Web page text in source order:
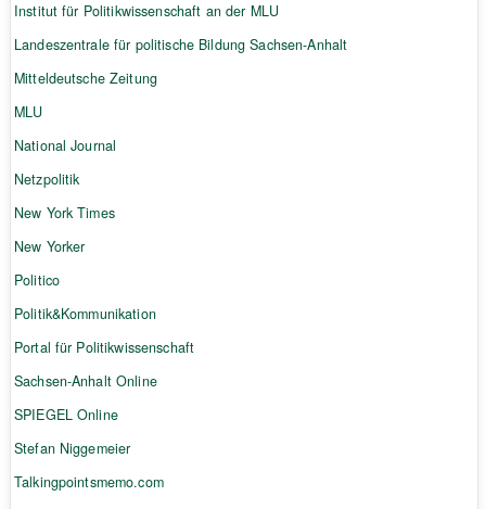
Institut für Politikwissenschaft an der MLU
Landeszentrale für politische Bildung Sachsen-Anhalt
Mitteldeutsche Zeitung
MLU
National Journal
Netzpolitik
New York Times
New Yorker
Politico
Politik&Kommunikation
Portal für Politikwissenschaft
Sachsen-Anhalt Online
SPIEGEL Online
Stefan Niggemeier
Talkingpointsmemo.com